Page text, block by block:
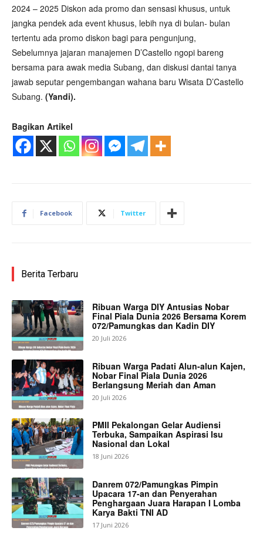
2024 – 2025 Diskon ada promo dan sensasi khusus, untuk
jangka pendek ada event khusus, lebih nya di bulan- bulan
tertentu ada promo diskon bagi para pengunjung,
Sebelumnya jajaran manajemen D’Castello ngopi bareng
bersama para awak media Subang, dan diskusi dantai tanya
jawab seputar pengembangan wahana baru Wisata D’Castello
Subang. (Yandi).
Bagikan Artikel
Facebook Twitter
Berita Terbaru
Ribuan Warga DIY Antusias Nobar
Final Piala Dunia 2026 Bersama Korem
072/Pamungkas dan Kadin DIY
20 Juli 2026
Ribuan Warga Padati Alun-alun Kajen,
Nobar Final Piala Dunia 2026
Berlangsung Meriah dan Aman
20 Juli 2026
PMII Pekalongan Gelar Audiensi
Terbuka, Sampaikan Aspirasi Isu
Nasional dan Lokal
18 Juni 2026
Danrem 072/Pamungkas Pimpin
Upacara 17-an dan Penyerahan
Penghargaan Juara Harapan I Lomba
Karya Bakti TNI AD
17 Juni 2026